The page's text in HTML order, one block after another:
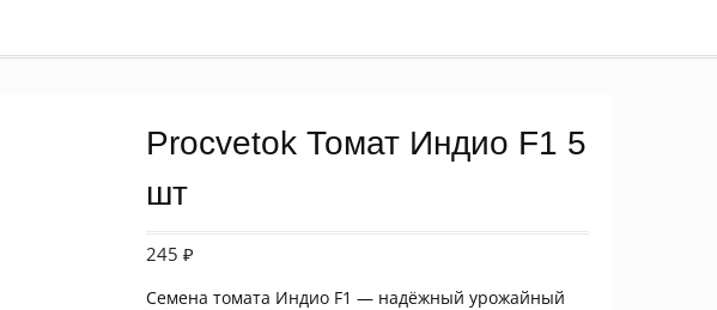
Procvetok Томат Индио F1 5
шт
245₽
Семена томата Индио F1 — надёжный урожайный